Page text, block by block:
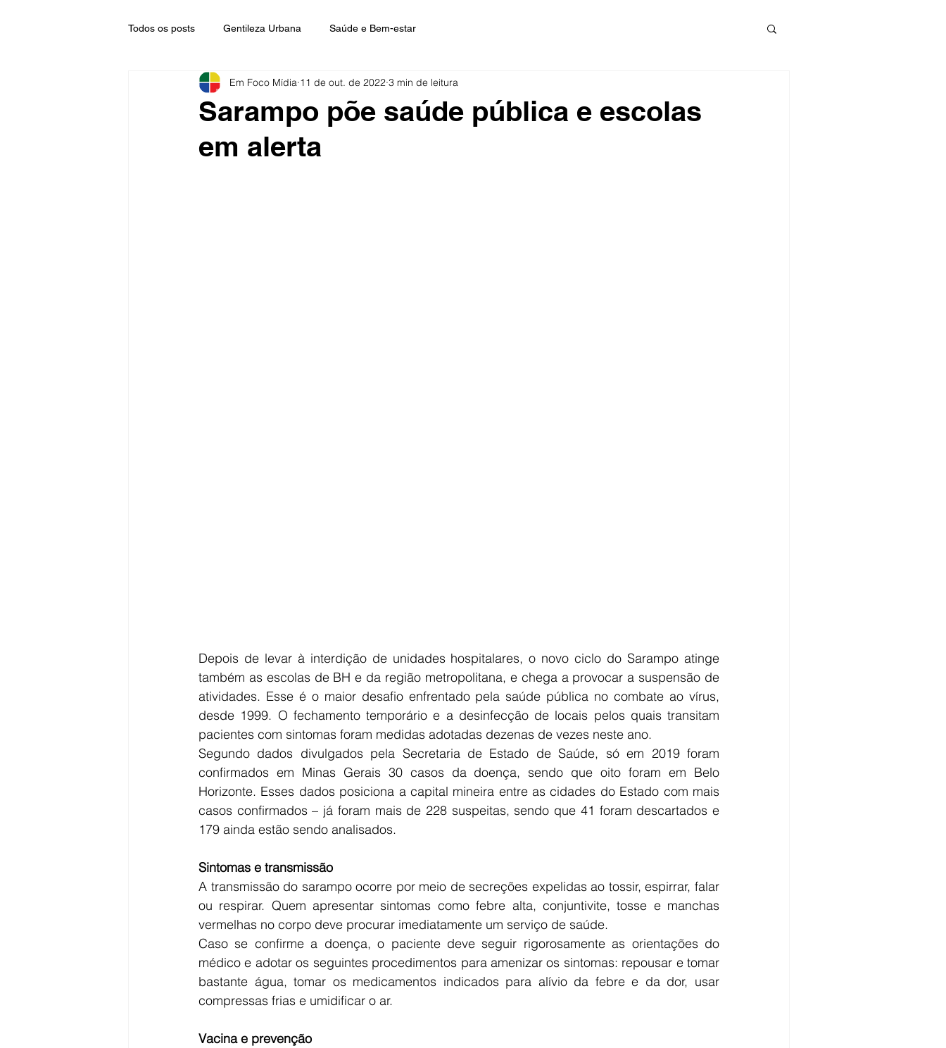
Todos os posts Gentileza Urbana Saúde e Bem-estar
Sarampo põe saúde pública e escolas
em alerta
Em Foco Mídia 11 de out. de 2022 3 min de leitura
Depois de levar à interdição de unidades hospitalares, o novo ciclo do Sarampo atinge
também as escolas de BH e da região metropolitana, e chega a provocar a suspensão de
atividades. Esse é o maior desafio enfrentado pela saúde pública no combate ao vírus,
desde 1999. O fechamento temporário e a desinfecção de locais pelos quais transitam
pacientes com sintomas foram medidas adotadas dezenas de vezes neste ano.
Segundo dados divulgados pela Secretaria de Estado de Saúde, só em 2019 foram
confirmados em Minas Gerais 30 casos da doença, sendo que oito foram em Belo
Horizonte. Esses dados posiciona a capital mineira entre as cidades do Estado com mais
casos confirmados – já foram mais de 228 suspeitas, sendo que 41 foram descartados e
179 ainda estão sendo analisados.
Sintomas e transmissão
A transmissão do sarampo ocorre por meio de secreções expelidas ao tossir, espirrar, falar
ou respirar. Quem apresentar sintomas como febre alta, conjuntivite, tosse e manchas
vermelhas no corpo deve procurar imediatamente um serviço de saúde.
Caso se confirme a doença, o paciente deve seguir rigorosamente as orientações do
médico e adotar os seguintes procedimentos para amenizar os sintomas: repousar e tomar
bastante água, tomar os medicamentos indicados para alívio da febre e da dor, usar
compressas frias e umidificar o ar.
Vacina e prevenção